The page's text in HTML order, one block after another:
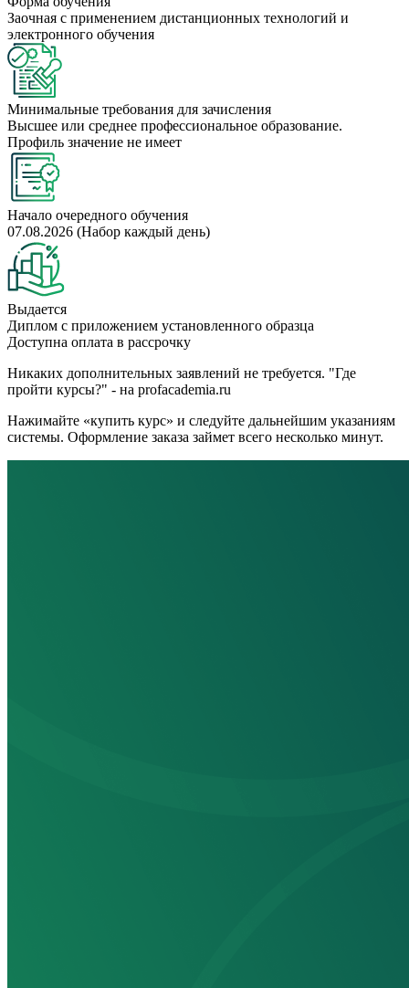
Заочная с применением дистанционных технологий и
электронного обучения
Минимальные требования для зачисления
Высшее или среднее профессиональное образование.
Профиль значение не имеет
Начало очередного обучения
07.08.2026 (Набор каждый день)
Выдается
Диплом с приложением установленного образца
Доступна оплата в рассрочку
Никаких дополнительных заявлений не требуется. "Где
пройти курсы?" - на profacademia.ru
Нажимайте «купить курс» и следуйте дальнейшим указаниям
системы. Оформление заказа займет всего несколько минут.